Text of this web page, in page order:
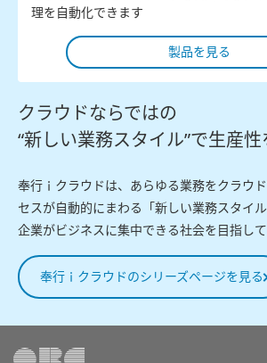
理を自動化できます
製品を見る
クラウドならではの
“新しい業務スタイル”で生産性
奉行ｉクラウドは、あらゆる業務をクラウ
セスが自動的にまわる「新しい業務スタイ
企業がビジネスに集中できる社会を目指して
奉行ｉクラウドのシリーズページを見る